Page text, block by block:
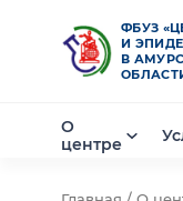
ФБУЗ
И
В
О
центре